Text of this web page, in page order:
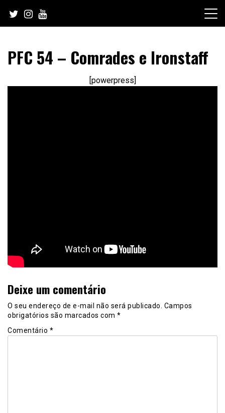
content
PFC 54 – Comrades e Ironstaff
[powerpress]
Deixe um comentário
O seu endereço de e-mail não será publicado. Campos
obrigatórios são marcados com *
Comentário *